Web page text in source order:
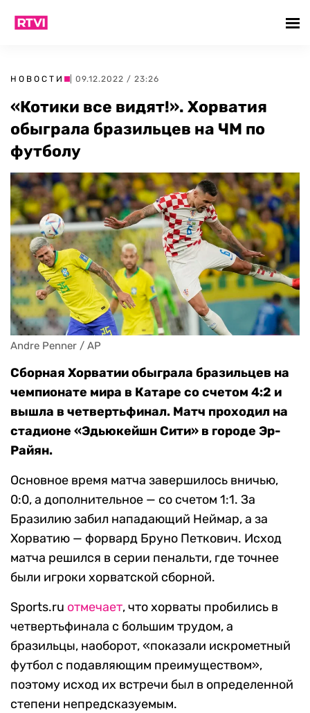
НОВОСТИ | 09.12.2022 / 23:26
«Котики все видят!». Хорватия
обыграла бразильцев на ЧМ по
футболу
Andre Penner / AP
Сборная Хорватии обыграла бразильцев на
чемпионате мира в Катаре со счетом 4:2 и
вышла в четвертьфинал. Матч проходил на
стадионе «Эдьюкейшн Сити» в городе Эр-
Райян.
Основное время матча завершилось вничью,
0:0, а дополнительное — со счетом 1:1. За
Бразилию забил нападающий Неймар, а за
Хорватию — форвард Бруно Петкович. Исход
матча решился в серии пенальти, где точнее
были игроки хорватской сборной.
Sports.ru отмечает, что хорваты пробились в
четвертьфинала с большим трудом, а
бразильцы, наоборот, «показали искрометный
футбол с подавляющим преимуществом»,
поэтому исход их встречи был в определенной
степени непредсказуемым.